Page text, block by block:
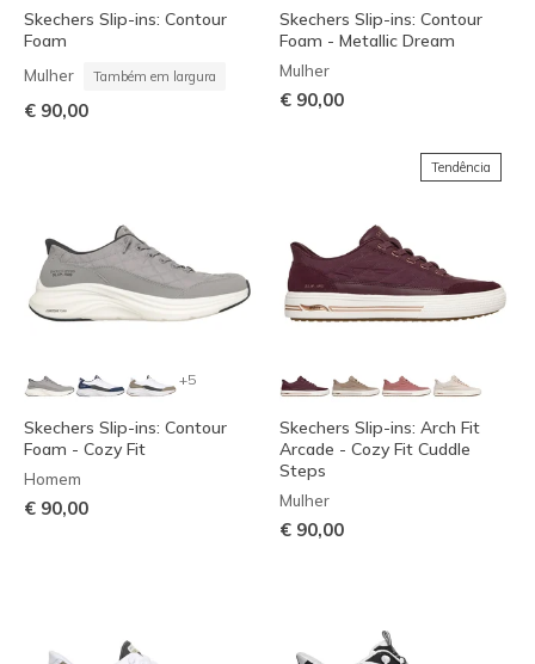
Skechers Slip-ins: Contour
Foam
Mulher Também em largura
€ 90,00
Skechers Slip-ins: Contour
Foam - Metallic Dream
Mulher
€ 90,00
+5
Skechers Slip-ins: Contour
Foam - Cozy Fit
Homem
€ 90,00
Tendência
Skechers Slip-ins: Arch Fit
Arcade - Cozy Fit Cuddle
Steps
Mulher
€ 90,00